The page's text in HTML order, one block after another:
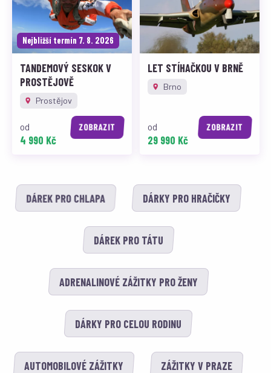
Nejbližší termín 7. 8. 2026
TANDEMOVÝ SESKOK V
PROSTĚJOVĚ
Prostějov
od
4 990 Kč
ZOBRAZIT
LET STÍHAČKOU V BRNĚ
Brno
od
29 990 Kč
ZOBRAZIT
DÁREK PRO CHLAPA DÁRKY PRO HRAČIČKY
DÁREK PRO TÁTU
ADRENALINOVÉ ZÁŽITKY PRO ŽENY
DÁRKY PRO CELOU RODINU
AUTOMOBILOVÉ ZÁŽITKY ZÁŽITKY V PRAZE